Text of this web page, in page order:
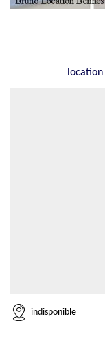
indisponible